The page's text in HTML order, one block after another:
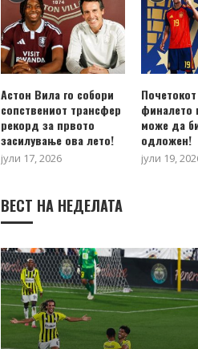
Астон Вила го собори
сопствениот трансфер
рекорд за првото
засилување ова лето!
јули 17, 2026
финалето
може да
одложен!
јули 19,
ВЕСТ НА НЕДЕЛАТА